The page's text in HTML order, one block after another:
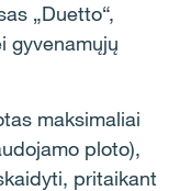
„Duetto“,
gyvenamųjų
maksimaliai
ploto),
pritaikant